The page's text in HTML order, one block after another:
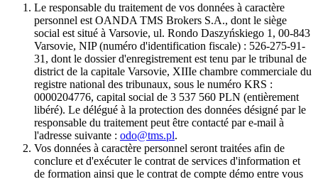
Le responsable du traitement de vos données à caractère
personnel est OANDA TMS Brokers S.A., dont le siège
social est situé à Varsovie, ul. Rondo Daszyńskiego 1, 00-843
Varsovie, NIP (numéro d'identification fiscale) : 526-275-91-
31, dont le dossier d'enregistrement est tenu par le tribunal de
district de la capitale Varsovie, XIIIe chambre commerciale du
registre national des tribunaux, sous le numéro KRS :
0000204776, capital social de 3 537 560 PLN (entièrement
libéré). Le délégué à la protection des données désigné par le
responsable du traitement peut être contacté par e-mail à
l'adresse suivante : odo@tms.pl.
Vos données à caractère personnel seront traitées afin de
conclure et d'exécuter le contrat de services d'information et
de formation ainsi que le contrat de compte démo entre vous